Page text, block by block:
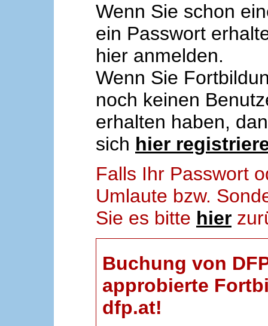
Wenn Sie schon
ein Passwort
hier anmelden.
Wenn Sie
noch keinen
erhalten haben,
sich hier
Falls Ihr Passwort
Umlaute bzw.
Sie es bitte hier
Buchung von
approbierte
dfp.at!